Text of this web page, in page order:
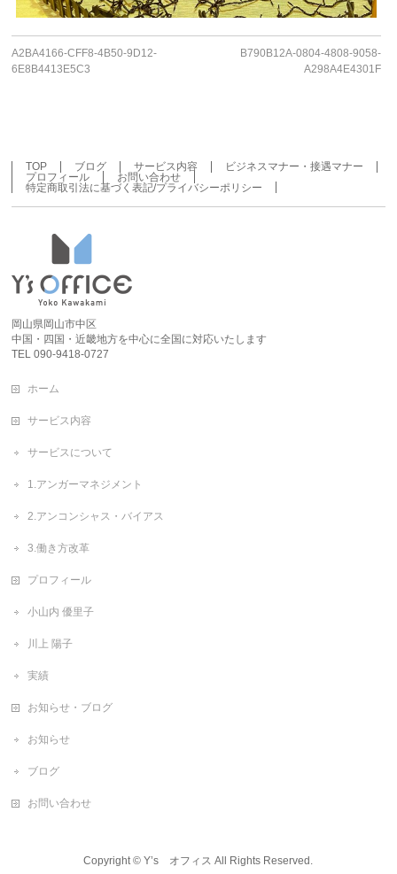
A2BA4166-CFF8-4B50-9D12-
6E8B4413E5C3
B790B12A-0804-4808-9058-
A298A4E4301F
TOP ブログ サービス内容
ビジネスマナー・接遇マナー
プロフィール
お問い合わせ
特定商取引法に基づく表記/プライバシーポリシー
岡山県岡山市中区
中国・四国・近畿地方を中心に全国に対応いたします
TEL 090-9418-0727
ホーム
サービス内容
サービスについて
1.アンガーマネジメント
2.アンコンシャス・バイアス
3.働き方改革
プロフィール
小山内 優里子
川上 陽子
実績
お知らせ・ブログ
お知らせ
ブログ
お問い合わせ
Copyright ©Y’s オフィス All Rights Reserved.